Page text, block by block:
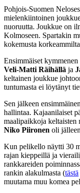
Pohjois-Suomen
mielenkiintoinen
nuoruutta. Joukkue on
Kolmoseen. Spartakin
kokemusta
Ensimmäiset
Veli-Matti Räihällä ja
keltainen joukkue
tuntumasta ei löytänyt
Sen jälkeen
hallintaa. Kajaanilaiset
maalipaikkoja keltaisten
Niko Piironen oli
Kun pelikello näytti 30
rajan kieppeillä ja
rankkareiden
rankin alakulmasta (tästä
muutama muu komea